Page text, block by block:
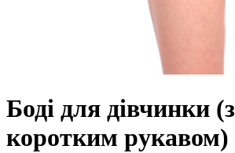
Боді для дівчинки (з
коротким рукавом)